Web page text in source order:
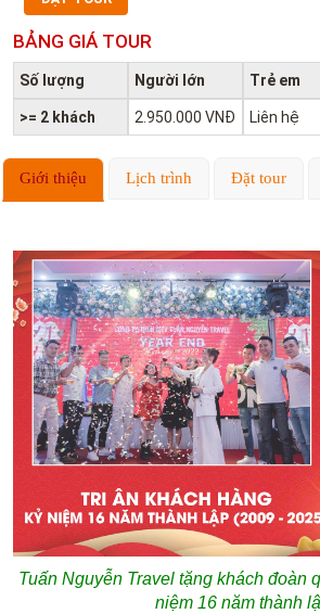
BẢNG GIÁ TOUR
Số lượng Người lớn Trẻ em
>= 2 khách 2.950.000 VNĐ Liên hệ
Giới thiệu Lịch trình Đặt tour
Tuấn Nguyễn Travel tặng khách đoàn
niệm 16 năm thành